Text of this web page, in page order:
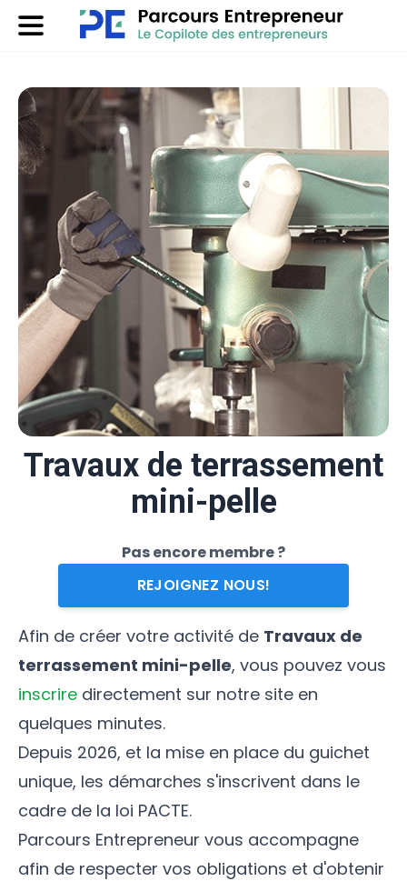
Travaux de terrassement
mini-pelle
Pas encore membre ?
REJOIGNEZ NOUS!
Afin de créer votre activité de Travaux de
terrassement mini-pelle, vous pouvez vous
inscrire directement sur notre site en
quelques minutes.
Depuis 2026, et la mise en place du guichet
unique, les démarches s'inscrivent dans le
cadre de la loi PACTE.
Parcours Entrepreneur vous accompagne
afin de respecter vos obligations et d'obtenir